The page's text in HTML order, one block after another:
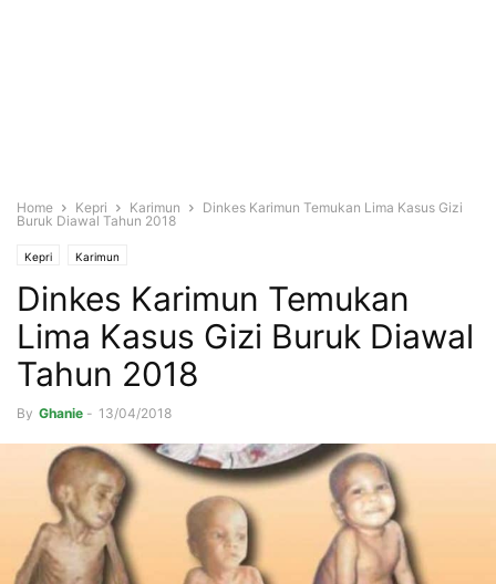
Home Kepri Karimun
Dinkes Karimun Temukan Lima Kasus Gizi
Buruk Diawal Tahun 2018
Kepri Karimun
Dinkes Karimun Temukan
Lima Kasus Gizi Buruk Diawal
Tahun 2018
By Ghanie - 13/04/2018